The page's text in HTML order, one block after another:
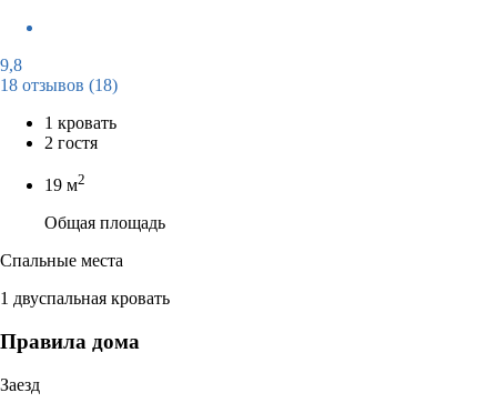
9,8
18 отзывов (18)
1 кровать
2 гостя
19 м2
Общая площадь
Спальные места
1 двуспальная кровать
Правила дома
Заезд